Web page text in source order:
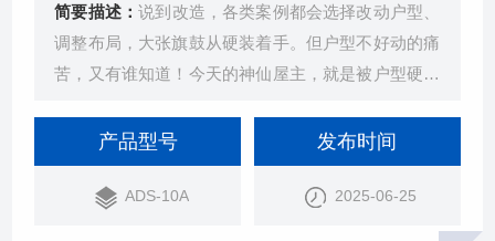
简要描述：说到改造，各类案例都会选择改动户型、
调整布局，大张旗鼓从硬装着手。但户型不好动的痛
苦，又有谁知道！今天的神仙屋主，就是被户型硬从
产品型号
ADS-10A
发布时间
2025-06-25